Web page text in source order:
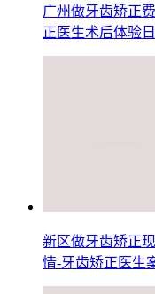
广州做牙齿矫正
正医生术后体验
新区做牙齿矫正
情-牙齿矫正医生